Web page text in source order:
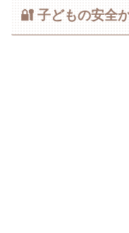
🔐 子どもの安全